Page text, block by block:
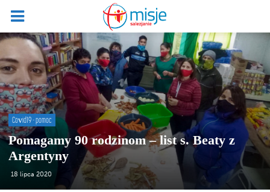
Covid19 - pomoc
Pomagamy 90 rodzinom – list s. Beaty z
Argentyny
18 lipca 2020